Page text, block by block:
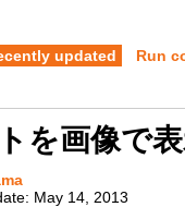
updated Run
を画像で
May 14, 2013